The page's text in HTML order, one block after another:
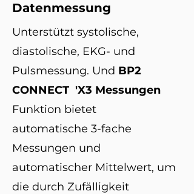
Datenmessung
Unterstützt systolische,
diastolische, EKG- und
Pulsmessung. Und BP2
CONNECT 'X3 Messungen
Funktion bietet
automatische 3-fache
Messungen und
automatischer Mittelwert, um
die durch Zufälligkeit